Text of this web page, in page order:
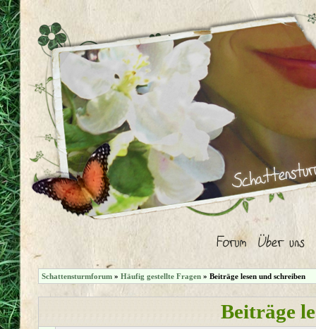
Schattensturmforum» Häufig gestellte Fragen» Beiträge lesen und schreiben
Beiträge